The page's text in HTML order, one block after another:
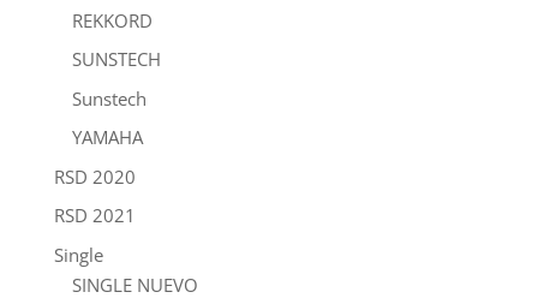
REKKORD
SUNSTECH
Sunstech
YAMAHA
RSD 2020
RSD 2021
Single
SINGLE NUEVO